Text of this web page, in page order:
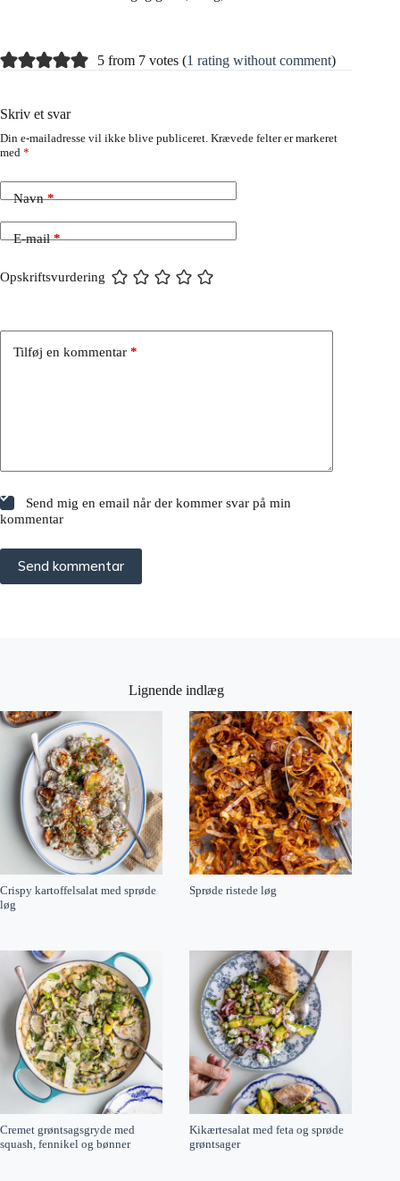
5 from 7 votes (1 rating without comment)
Skriv et svar
Din e-mailadresse vil ikke blive publiceret. Krævede felter er markeret
med *
Navn*
E-mail*
Opskriftsvurdering
Tilføj en kommentar *
Send mig en email når der kommer svar på min
kommentar
Send kommentar
Lignende indlæg
Crispy kartoffelsalat med sprøde
løg
Sprøde ristede løg
Cremet grøntsagsgryde med
squash, fennikel og bønner
Kikærtesalat med feta og sprøde
grøntsager